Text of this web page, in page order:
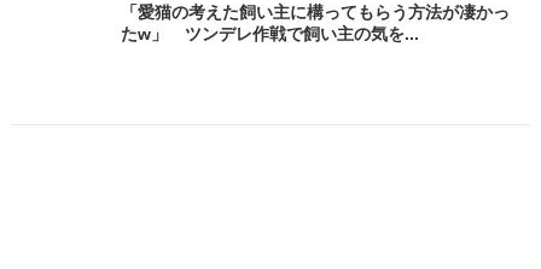
「愛猫の考えた飼い主に構ってもらう方法が凄かっ
たw」 ツンデレ作戦で飼い主の気を...